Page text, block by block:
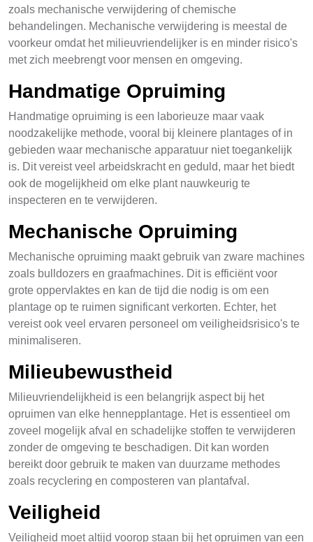
zoals mechanische verwijdering of chemische
behandelingen. Mechanische verwijdering is meestal de
voorkeur omdat het milieuvriendelijker is en minder risico's
met zich meebrengt voor mensen en omgeving.
Handmatige Opruiming
Handmatige opruiming is een laborieuze maar vaak
noodzakelijke methode, vooral bij kleinere plantages of in
gebieden waar mechanische apparatuur niet toegankelijk
is. Dit vereist veel arbeidskracht en geduld, maar het biedt
ook de mogelijkheid om elke plant nauwkeurig te
inspecteren en te verwijderen.
Mechanische Opruiming
Mechanische opruiming maakt gebruik van zware machines
zoals bulldozers en graafmachines. Dit is efficiënt voor
grote oppervlaktes en kan de tijd die nodig is om een
plantage op te ruimen significant verkorten. Echter, het
vereist ook veel ervaren personeel om veiligheidsrisico's te
minimaliseren.
Milieubewustheid
Milieuvriendelijkheid is een belangrijk aspect bij het
opruimen van elke hennepplantage. Het is essentieel om
zoveel mogelijk afval en schadelijke stoffen te verwijderen
zonder de omgeving te beschadigen. Dit kan worden
bereikt door gebruik te maken van duurzame methodes
zoals recyclering en composteren van plantafval.
Veiligheid
Veiligheid moet altijd voorop staan bij het opruimen van een